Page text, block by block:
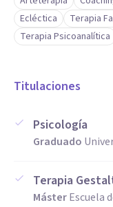
Ecléctica
Aptitudes
Gestalt, terapia
terapia sistemática
Doy sesiones de
Mislata (Valencia).
Ecléctica
Terapia
Terapia Psicoanalítica
Titulaciones
Psicología
Graduado
Terapia
MásterEscuela